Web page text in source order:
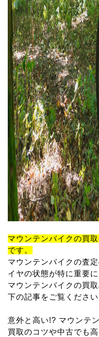
マウンテンバイクの買
です。
マウンテンバイクの査
イヤの状態が特に重要に
マウンテンバイクの買
下の記事をご覧ください
意外と高い!? マウンテ
買取のコツや中古でも